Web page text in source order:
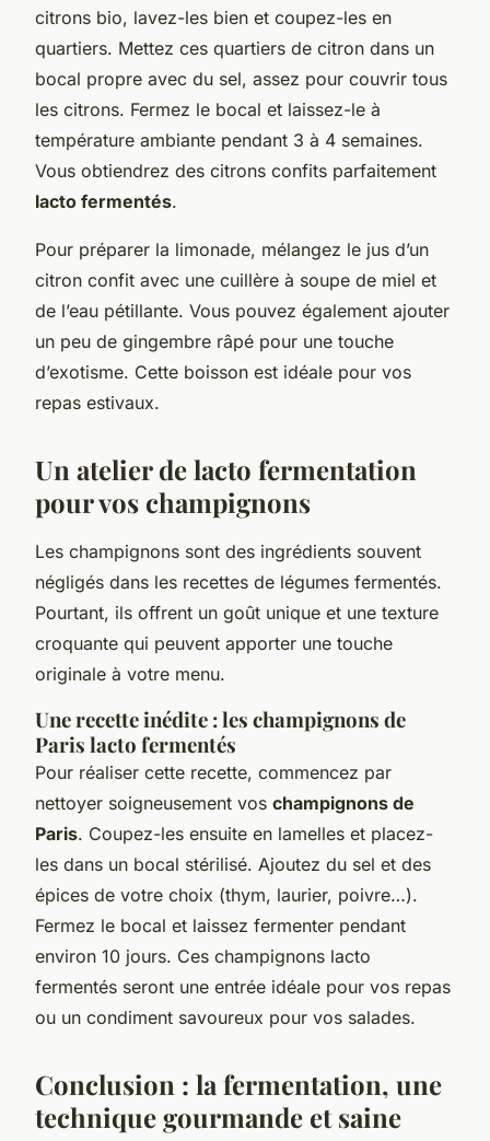
citrons bio, lavez-les bien et coupez-les en
quartiers. Mettez ces quartiers de citron dans un
bocal propre avec du sel, assez pour couvrir tous
les citrons. Fermez le bocal et laissez-le à
température ambiante pendant 3 à 4 semaines.
Vous obtiendrez des citrons confits parfaitement
lacto fermentés.
Pour préparer la limonade, mélangez le jus d’un
citron confit avec une cuillère à soupe de miel et
de l’eau pétillante. Vous pouvez également ajouter
un peu de gingembre râpé pour une touche
d’exotisme. Cette boisson est idéale pour vos
repas estivaux.
Un atelier de lacto fermentation
pour vos champignons
Les champignons sont des ingrédients souvent
négligés dans les recettes de légumes fermentés.
Pourtant, ils offrent un goût unique et une texture
croquante qui peuvent apporter une touche
originale à votre menu.
Une recette inédite : les champignons de
Paris lacto fermentés
Pour réaliser cette recette, commencez par
nettoyer soigneusement vos champignons de
Paris. Coupez-les ensuite en lamelles et placez-
les dans un bocal stérilisé. Ajoutez du sel et des
épices de votre choix (thym, laurier, poivre…).
Fermez le bocal et laissez fermenter pendant
environ 10 jours. Ces champignons lacto
fermentés seront une entrée idéale pour vos repas
ou un condiment savoureux pour vos salades.
Conclusion : la fermentation, une
technique gourmande et saine